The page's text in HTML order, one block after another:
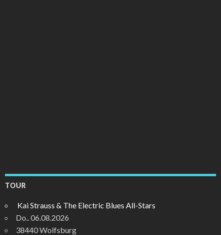
TOUR
Kai Strauss & The Electric Blues All-Stars
Do.. 06.08.2026
38440 Wolfsburg